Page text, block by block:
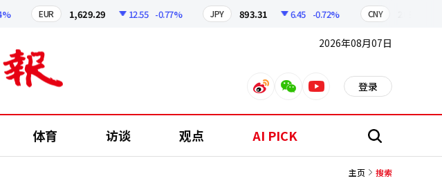
EUR 1,629.29 12.55 -0.77% JPY 893.31 6.45 -0.72% CNY
2026年08月07日
weiboweixinyoutube 登录
体育 访谈 观点 AI PICK 搜
主页 搜索